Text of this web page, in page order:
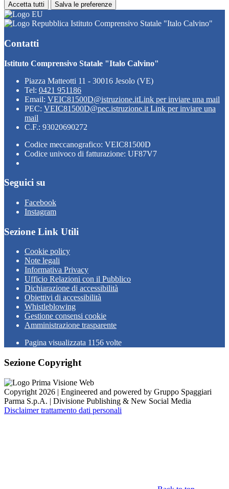
Accetta tutti Salva le preferenze
Istituto Comprensivo Statale "Italo Calvino"
Contatti
Istituto Comprensivo Statale "Italo Calvino"
Piazza Matteotti 11 - 30016 Jesolo (VE)
Tel: 0421 951186
Email: VEIC81500D@istruzione.itLink per inviare una mail
PEC: VEIC81500D@pec.istruzione.it Link per inviare una
mail
C.F.: 93020690272
Codice meccanografico: VEIC81500D
Codice univoco di fatturazione: UF87V7
Seguici su
Facebook
Instagram
Sezione Link Utili
Cookie policy
Note legali
Informativa Privacy
Ufficio Relazioni con il Pubblico
Dichiarazione di accessibilità
Obiettivi di accessibilità
Whistleblowing
Gestione consensi cookie
Amministrazione trasparente
Pagina visualizzata 1156 volte
Sezione Copyright
Copyright 2026 | Engineered and powered by Gruppo Spaggiari
Parma S.p.A. | Divisione Publishing & New Social Media
Disclaimer trattamento dati personali